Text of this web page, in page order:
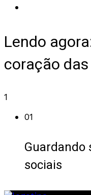
Lendo
coração
1
01
Guardando
sociais